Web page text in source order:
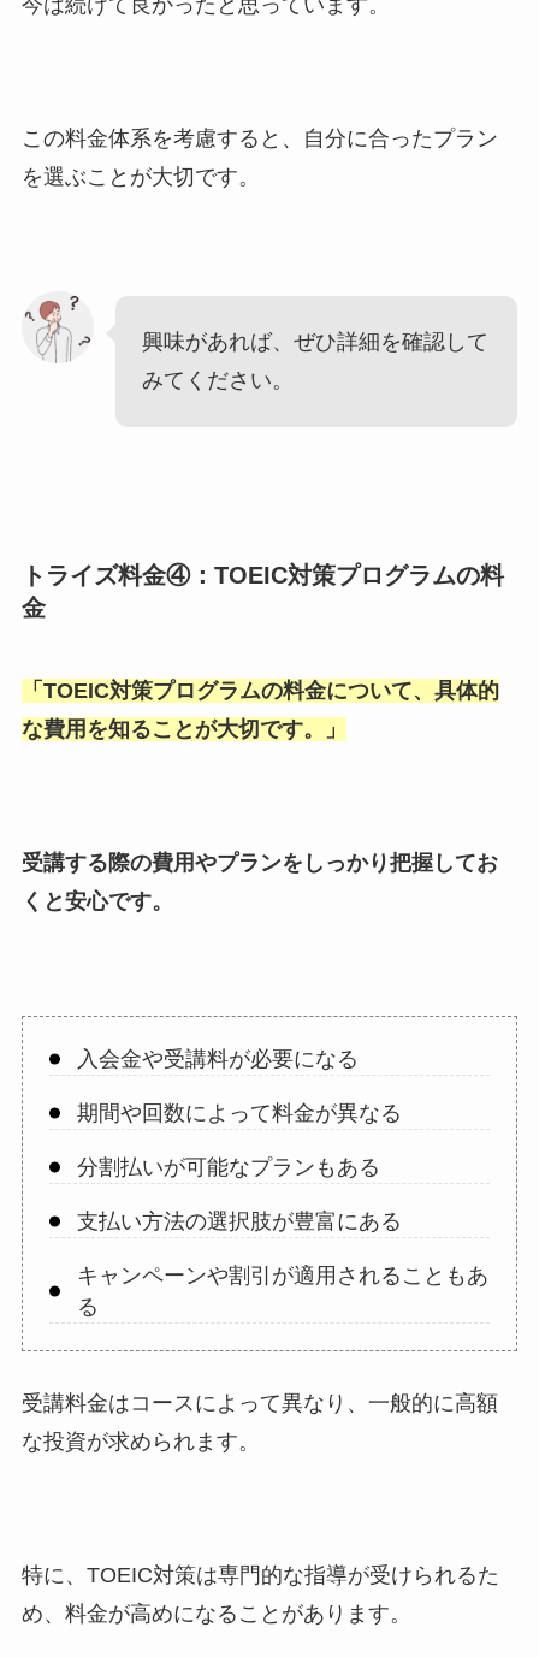
この料金体系を考慮すると、自分に合ったプラン
を選ぶことが大切です。
興味があれば、ぜひ詳細を確認して
みてください。
トライズ料金④：TOEIC対策プログラムの料
金
「 TOEIC対策プログラムの料金について、具体的
な費用を知ることが大切です。
」
受講する際の費用やプランをしっかり把握してお
くと安心です。
入会金や受講料が必要になる
期間や回数によって料金が異なる
分割払いが可能なプランもある
支払い方法の選択肢が豊富にある
キャンペーンや割引が適用されることもあ
る
受講料金はコースによって異なり、一般的に高額
な投資が求められます。
特に、TOEIC対策は専門的な指導が受けられるた
め、料金が高めになることがあります。